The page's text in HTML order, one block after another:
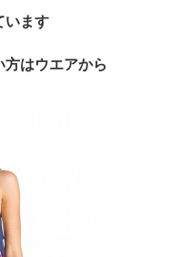
います
はウエアから